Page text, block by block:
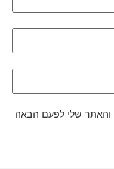
והאתר שלי לפעם הבאה